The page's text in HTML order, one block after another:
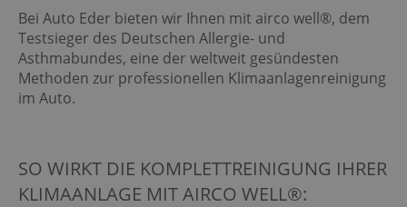
Bei Auto Eder bieten wir Ihnen mit airco well®, dem
Testsieger des Deutschen Allergie- und
Asthmabundes, eine der weltweit gesündesten
Methoden zur professionellen Klimaanlagenreinigung
im Auto.
SO WIRKT DIE KOMPLETTREINIGUNG IHRER
KLIMAANLAGE MIT AIRCO WELL®: